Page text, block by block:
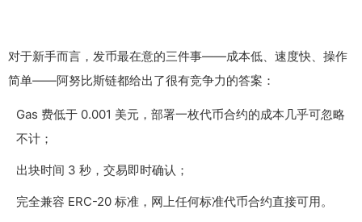
对于新手而言，发币最在意的三件事——成本低、速度快、操作
简单——阿努比斯链都给出了很有竞争力的答案：
Gas 费低于 0.001 美元，部署一枚代币合约的成本几乎可忽略
不计；
出块时间 3 秒，交易即时确认；
完全兼容 ERC-20 标准，网上任何标准代币合约直接可用。